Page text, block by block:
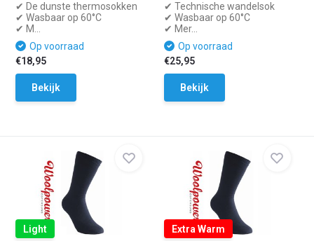
✔ De dunste thermosokken
✔ Wasbaar op 60°C
✔ M...
Op voorraad
€18,95
Bekijk
✔ Technische wandelsok
✔ Wasbaar op 60°C
✔ Mer...
Op voorraad
€25,95
Bekijk
Light
Extra Warm